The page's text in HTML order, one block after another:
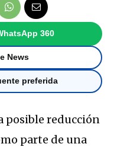
360
News
preferida
posible reducción
parte de una